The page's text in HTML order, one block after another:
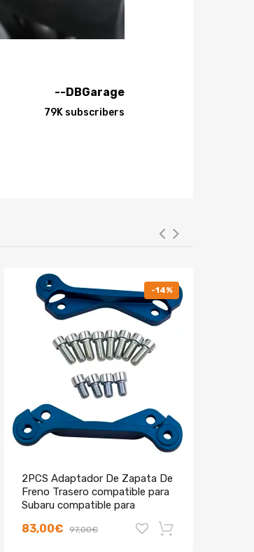
--DBGarage
79K subscribers
-14%
2PCS Adaptador De Zapata De
Freno Trasero compatible para
Subaru compatible para
83,00€ 97,00€